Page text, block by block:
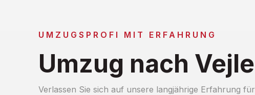
UMZUGSPROFI MIT ERFAHRUNG
Umzug nach Vejle
Verlassen Sie sich auf unsere langjährige Erfahrung für